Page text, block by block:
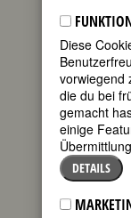
Diese
vorwiegend
die du bei
gemacht
einige
DETAILS